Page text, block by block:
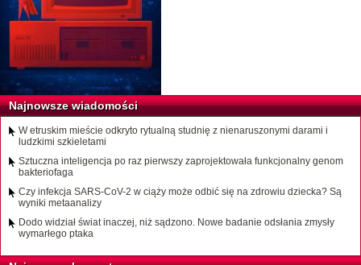
Najnowsze wiadomości
W etruskim mieście odkryto rytualną studnię z nienaruszonymi darami i
ludzkimi szkieletami
Sztuczna inteligencja po raz pierwszy zaprojektowała funkcjonalny genom
bakteriofaga
Czy infekcja SARS-CoV-2 w ciąży może odbić się na zdrowiu dziecka? Są
wyniki metaanalizy
Dodo widział świat inaczej, niż sądzono. Nowe badanie odsłania zmysły
wymarłego ptaka